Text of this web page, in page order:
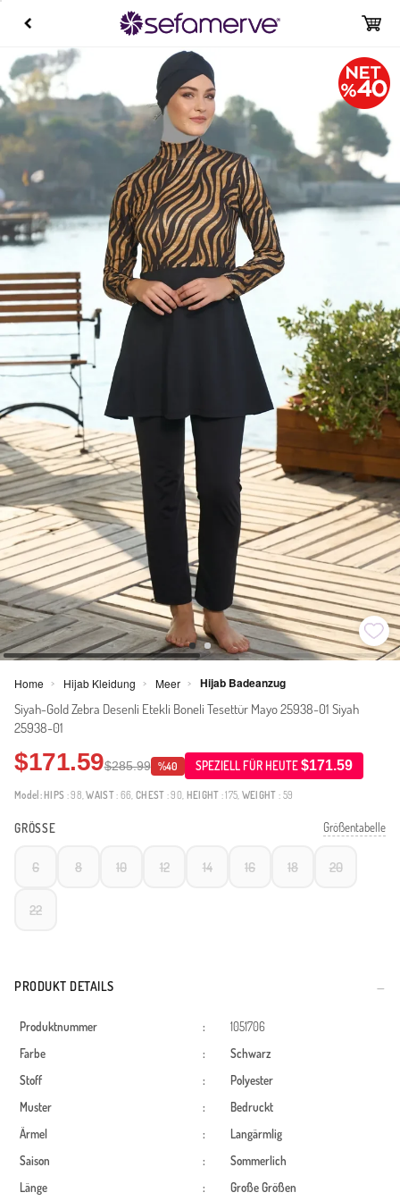
Home > Hijab Kleidung > Meer > Hijab Badeanzug
Siyah-Gold Zebra Desenli Etekli Boneli Tesettür Mayo 25938-01 Siyah
25938-01
$171.59$285.99 %40 SPEZIELL FÜR HEUTE$171.59
Model: HIPS : 98,WAIST: 66,CHEST : 90, HEIGHT : 175, WEIGHT : 59
GRÖSSE Größentabelle
6 8 10 12 14 16 18 20
22
PRODUKT DETAILS
Produktnummer :
1051706
Farbe
:
Schwarz
Stoff
:
Polyester
Muster
:
Bedruckt
Ärmel
:
Langärmlig
Saison
:
Sommerlich
Länge
: Große Größen